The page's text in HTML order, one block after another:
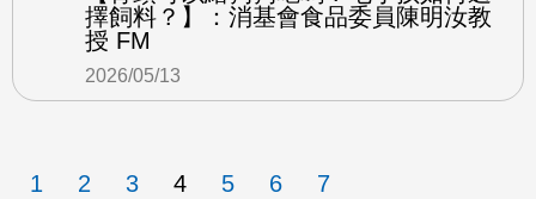
擇飼料？】：消基會食品委員陳明汝教
授 FM
2026/05/13
1 2 3 4 5 6 7